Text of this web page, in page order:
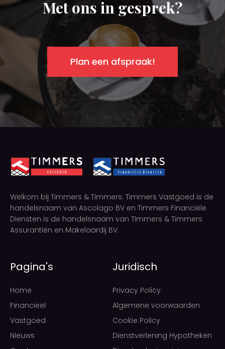
Met ons in gesprek?
Plan een afspraak!
Welkom bij Timmers & Timmers. Timmers Vastgoed is de
handelsnaam van Ascolago BV en Timmers Financiële
Diensten is de handelsnaam van TImmers & Timmers
Assurantiën en Makelaardij BV.
Pagina's
Home
Financieel
Vastgoed
Nieuws
Juridisch
Privacy Policy
Algemene voorwaarden
Cookie Policy
Dienstverlening Hypotheken